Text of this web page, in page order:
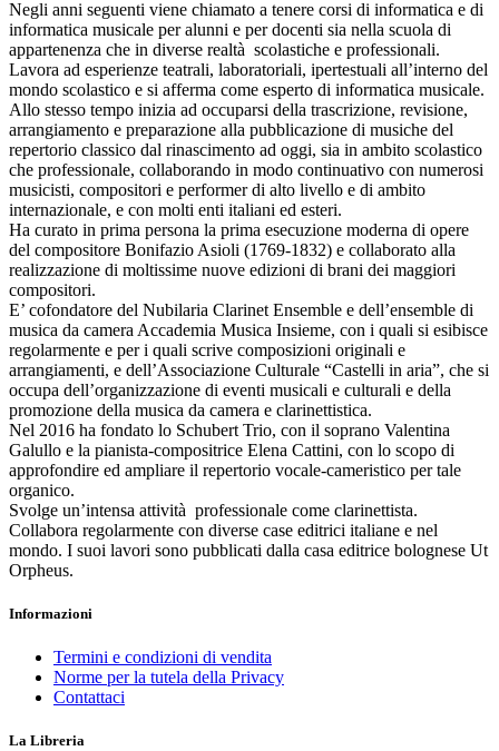
Negli anni seguenti viene chiamato a tenere corsi di informatica e di
informatica musicale per alunni e per docenti sia nella scuola di
appartenenza che in diverse realtà scolastiche e professionali.
Lavora ad esperienze teatrali, laboratoriali, ipertestuali all’interno del
mondo scolastico e si afferma come esperto di informatica musicale.
Allo stesso tempo inizia ad occuparsi della trascrizione, revisione,
arrangiamento e preparazione alla pubblicazione di musiche del
repertorio classico dal rinascimento ad oggi, sia in ambito scolastico
che professionale, collaborando in modo continuativo con numerosi
musicisti, compositori e performer di alto livello e di ambito
internazionale, e con molti enti italiani ed esteri.
Ha curato in prima persona la prima esecuzione moderna di opere
del compositore Bonifazio Asioli (1769-1832) e collaborato alla
realizzazione di moltissime nuove edizioni di brani dei maggiori
compositori.
E’ cofondatore del Nubilaria Clarinet Ensemble e dell’ensemble di
musica da camera Accademia Musica Insieme, con i quali si esibisce
regolarmente e per i quali scrive composizioni originali e
arrangiamenti, e dell’Associazione Culturale “Castelli in aria”, che si
occupa dell’organizzazione di eventi musicali e culturali e della
promozione della musica da camera e clarinettistica.
Nel 2016 ha fondato lo Schubert Trio, con il soprano Valentina
Galullo e la pianista-compositrice Elena Cattini, con lo scopo di
approfondire ed ampliare il repertorio vocale-cameristico per tale
organico.
Svolge un’intensa attività professionale come clarinettista.
Collabora regolarmente con diverse case editrici italiane e nel
mondo. I suoi lavori sono pubblicati dalla casa editrice bolognese Ut
Orpheus.
Informazioni
Termini e condizioni di vendita
Norme per la tutela della Privacy
Contattaci
La Libreria